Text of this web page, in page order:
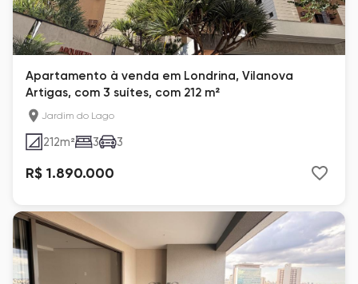
Apartamento à venda em Londrina, Vilanova
Artigas, com 3 suítes, com 212 m²
Jardim do Lago
212m² 3 3
R$ 1.890.000